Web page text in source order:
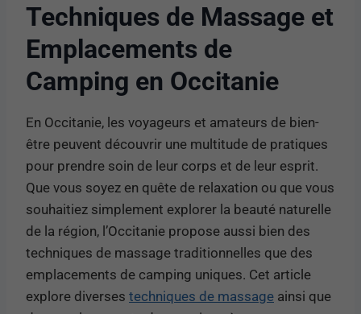
Techniques de Massage et
Emplacements de
Camping en Occitanie
En Occitanie, les voyageurs et amateurs de bien-
être peuvent découvrir une multitude de pratiques
pour prendre soin de leur corps et de leur esprit.
Que vous soyez en quête de relaxation ou que vous
souhaitiez simplement explorer la beauté naturelle
de la région, l’Occitanie propose aussi bien des
techniques de massage traditionnelles que des
emplacements de camping uniques. Cet article
explore diverses techniques de massage ainsi que